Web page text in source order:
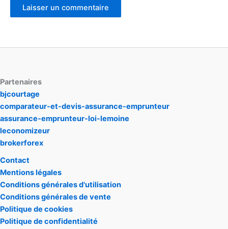
Partenaires
bjcourtage
comparateur-et-devis-assurance-emprunteur
assurance-emprunteur-loi-lemoine
leconomizeur
brokerforex
Contact
Mentions légales
Conditions générales d'utilisation
Conditions générales de vente
Politique de cookies
Politique de confidentialité